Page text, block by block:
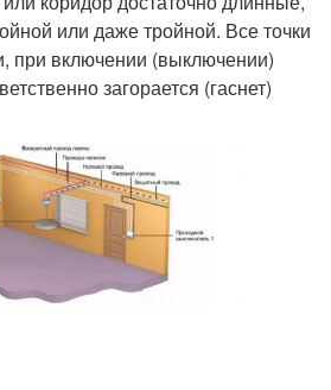
или даже тройной. Все точки
при включении (выключении)
загорается (гаснет)